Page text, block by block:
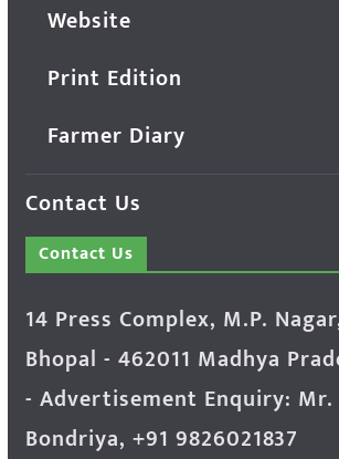
Website
Print Edition
Farmer Diary
Contact Us
Contact Us
14 Press Complex, M.P.
Bhopal - 462011 Madhya
- Advertisement Enquiry: Mr.
Bondriya, +91 9826021837